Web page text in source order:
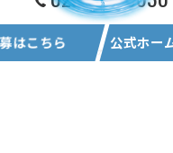
はこちら 公式ホー
水道工事の求人なら株式会社水乃